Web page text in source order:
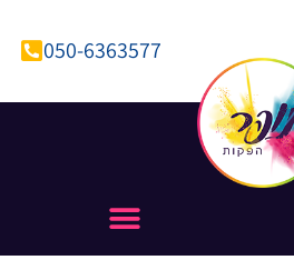
050-6363577